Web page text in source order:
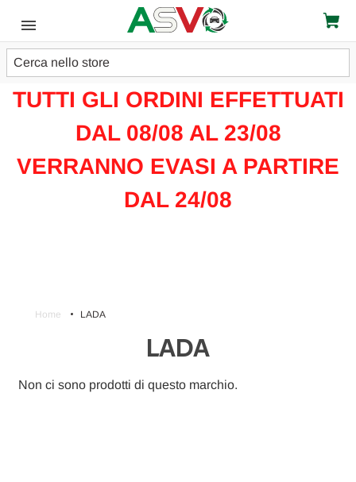
Cerca
ATTENZIONE!!!
TUTTI GLI ORDINI EFFETTUATI
DAL 08/08 AL 23/08
VERRANNO EVASI A PARTIRE
DAL 24/08
Home LADA
LADA
Non ci sono prodotti di questo marchio.